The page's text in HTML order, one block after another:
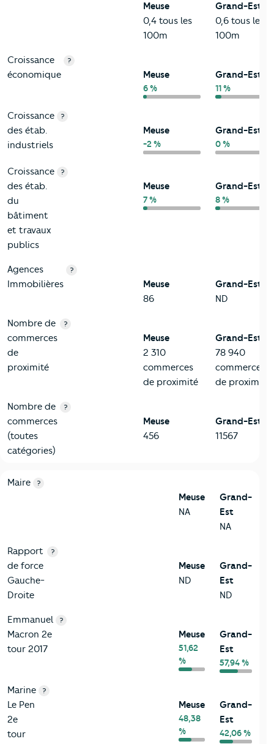
Meuse
0,4 tous les
100m
Grand-Est
0,6 tous les
100m
Croissance
économique
?
Meuse
6 %
Grand-Est
11 %
Croissance
des étab.
industriels
?
Meuse
-2 %
Grand-Est
0 %
Croissance
des étab.
du
bâtiment
et travaux
publics
?
Meuse
7 %
Grand-Est
8 %
Agences
Immobilières
?
Meuse
86
Grand-Est
ND
Nombre de
commerces
de
proximité
?
Meuse
2 310
commerces
de proximité
Grand-Est
78 940
commerces
de proximité
Nombre de
commerces
(toutes
catégories)
?
Meuse
456
Grand-Est
11567
6-Politique
Critères
Maire ?
Meuse
NA
Grand-
Est
NA
Rapport
de force
Gauche-
Droite
?
Meuse
ND
Grand-
Est
ND
Emmanuel
Macron 2e
tour 2017
?
Meuse
51,62
%
Grand-
Est
57,94 %
Marine
Le Pen
2e
tour
?
Meuse
48,38
%
Grand-
Est
42,06 %